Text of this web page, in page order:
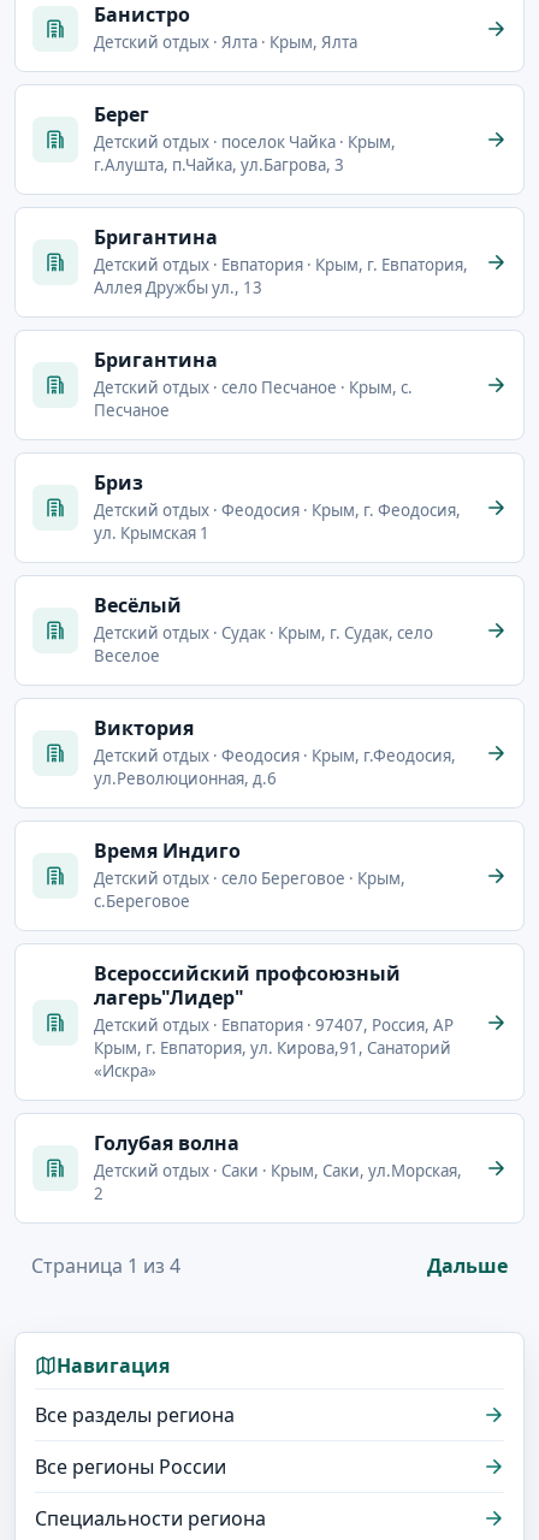
Банистро
Детский отдых · Ялта · Крым, Ялта
Берег
Детский отдых · поселок Чайка · Крым,
г.Алушта, п.Чайка, ул.Багрова, 3
Бригантина
Детский отдых · Евпатория · Крым, г. Евпатория,
Аллея Дружбы ул., 13
Бригантина
Детский отдых · село Песчаное · Крым, с.
Песчаное
Бриз
Детский отдых · Феодосия · Крым, г. Феодосия,
ул. Крымская 1
Весёлый
Детский отдых · Судак · Крым, г. Судак, село
Веселое
Виктория
Детский отдых · Феодосия · Крым, г.Феодосия,
ул.Революционная, д.6
Время Индиго
Детский отдых · село Береговое · Крым,
с.Береговое
Всероссийский профсоюзный
лагерь"Лидер"
Детский отдых · Евпатория · 97407, Россия, АР
Крым, г. Евпатория, ул. Кирова,91, Санаторий
«Искра»
Голубая волна
Детский отдых · Саки · Крым, Саки, ул.Морская,
2
Страница 1 из 4 Дальше
Навигация
Все разделы региона
Все регионы России
Специальности региона